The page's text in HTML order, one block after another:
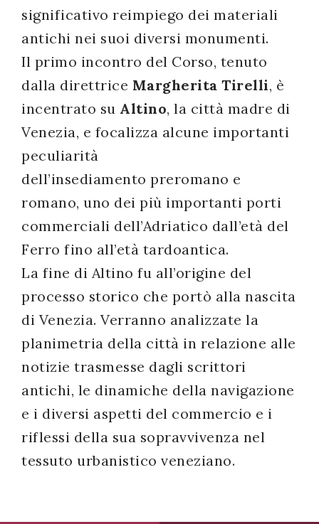
significativo reimpiego dei materiali
antichi nei suoi diversi monumenti.
Il primo incontro del Corso, tenuto
dalla direttrice Margherita Tirelli, è
incentrato su Altino, la città madre di
Venezia, e focalizza alcune importanti
peculiarità
dell’insediamento preromano e
romano, uno dei più importanti porti
commerciali dell’Adriatico dall’età del
Ferro fino all’età tardoantica.
La fine di Altino fu all’origine del
processo storico che portò alla nascita
di Venezia. Verranno analizzate la
planimetria della città in relazione alle
notizie trasmesse dagli scrittori
antichi, le dinamiche della navigazione
e i diversi aspetti del commercio e i
riflessi della sua sopravvivenza nel
tessuto urbanistico veneziano.